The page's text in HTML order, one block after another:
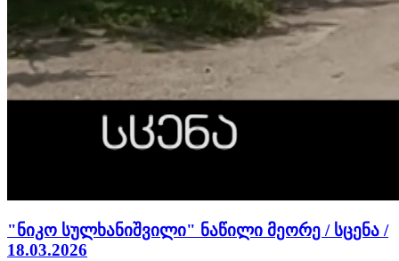
"ნიკო სულხანიშვილი" ნაწილი მეორე / სცენა /
18.03.2026